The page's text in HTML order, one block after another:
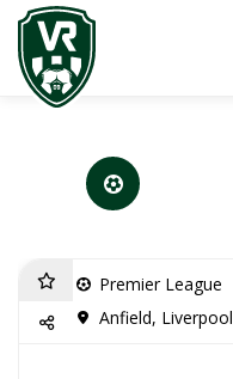
Premier League
Anfield, Liverpool